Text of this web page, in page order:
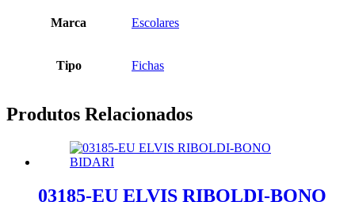
Marca Escolares
Tipo Fichas
Produtos Relacionados
03185-EU ELVIS RIBOLDI-BONO